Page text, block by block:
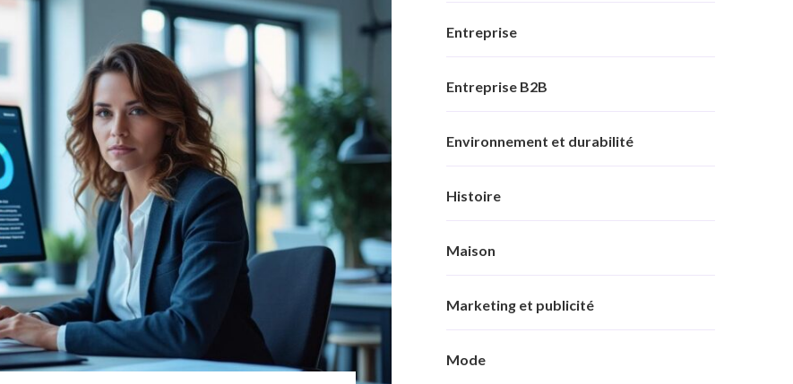
Entreprise
Entreprise B2B
Environnement et durabilité
Histoire
Maison
Marketing et publicité
Mode